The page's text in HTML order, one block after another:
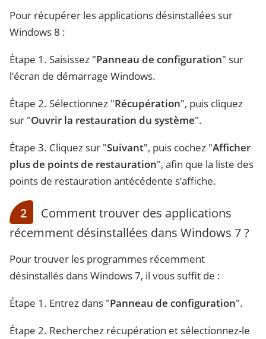
Pour récupérer les applications désinstallées sur
Windows 8 :
Étape 1. Saisissez "Panneau de configuration" sur
l’écran de démarrage Windows.
Étape 2. Sélectionnez "Récupération", puis cliquez
sur "Ouvrir la restauration du système".
Étape 3. Cliquez sur "Suivant", puis cochez "Afficher
plus de points de restauration", afin que la liste des
points de restauration antécédente s’affiche.
2
Comment trouver des applications
récemment désinstallées dans Windows 7 ?
Pour trouver les programmes récemment
désinstallés dans Windows 7, il vous suffit de :
Étape 1. Entrez dans "Panneau de configuration".
Étape 2. Recherchez récupération et sélectionnez-le